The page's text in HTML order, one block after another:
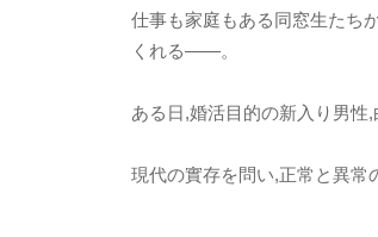
仕事も家庭もある同窓生たち
くれる――。
ある日,婚活目的の新入り男
現代の實存を問い,正常と異常